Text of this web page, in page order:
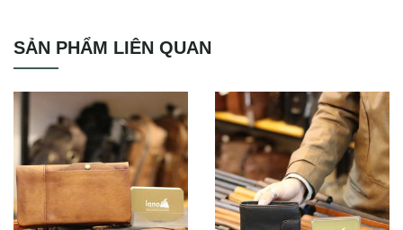
SẢN PHẨM LIÊN QUAN